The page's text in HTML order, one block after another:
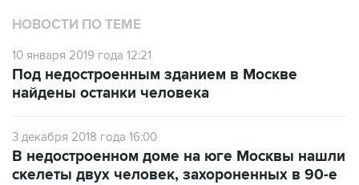
НОВОСТИ ПО ТЕМЕ
10 января 2019 года 12:21
Под недостроенным зданием в Москве
найдены останки человека
3 декабря 2018 года 16:00
В недостроенном доме на юге Москвы нашли
скелеты двух человек, захороненных в 90-е